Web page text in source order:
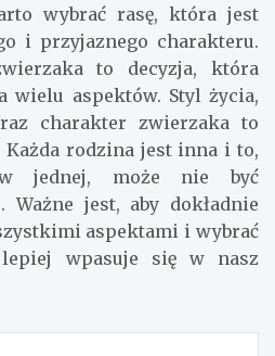
wybrać rasę, która jest
i przyjaznego charakteru.
to decyzja, która
wielu aspektów. Styl życia,
charakter zwierzaka to
rodzina jest inna i to,
jednej, może nie być
jest, aby dokładnie
aspektami i wybrać
wpasuje się w nasz